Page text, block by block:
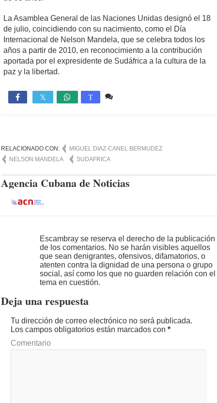
La Asamblea General de las Naciones Unidas designó el 18
de julio, coincidiendo con su nacimiento, como el Día
Internacional de Nelson Mandela, que se celebra todos los
años a partir de 2010, en reconocimiento a la contribución
aportada por el expresidente de Sudáfrica a la cultura de la
paz y la libertad.
 T
RELACIONADO CON:
MIGUEL DIAZ-CANEL BERMUDEZ
NELSON MANDELA
SUDAFRICA
Agencia Cubana de Noticias
Escambray se reserva el derecho de la publicación
de los comentarios. No se harán visibles aquellos
que sean denigrantes, ofensivos, difamatorios, o
atenten contra la dignidad de una persona o grupo
social, así como los que no guarden relación con el
tema en cuestión.
Deja una respuesta
Tu dirección de correo electrónico no será publicada.
Los campos obligatorios están marcados con*
Comentario